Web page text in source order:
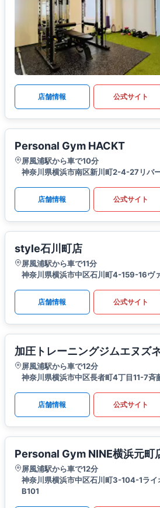
店舗情報 公式サイト
Personal Gym HACKT
屏風浦駅から車で10分
神奈川県横浜市南区新川町2-4-27リバ
店舗情報 公式サイト
style石川町店
屏風浦駅から車で11分
神奈川県横浜市中区石川町4-159-16ヴ
店舗情報 公式サイト
加圧トレーニングジムエヌズ
屏風浦駅から車で12分
神奈川県横浜市中区長者町4丁目11-7斉
店舗情報 公式サイト
Personal Gym NINE横浜元町
屏風浦駅から車で12分
神奈川県横浜市中区石川町3-104-1ライ
B101